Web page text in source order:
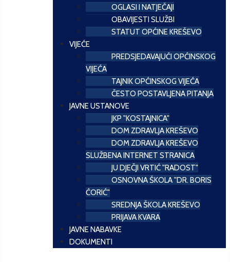
OGLASI I NATJEČAJI
OBAVIJESTI SLUŽBI
STATUT OPĆINE KREŠEVO
VIJEĆE
PREDSJEDAVAJUĆI OPĆINSKOG
VIJEĆA
TAJNIK OPĆINSKOG VIJEĆA
ČESTO POSTAVLJENA PITANJA
JAVNE USTANOVE
JKP "KOSTAJNICA"
DOM ZDRAVLJA KREŠEVO
DOM ZDRAVLJA KREŠEVO
SLUŽBENA INTERNET STRANICA
JU DJEČJI VRTIĆ "RADOST"
OSNOVNA ŠKOLA "DR. BORIS
ĆORIĆ"
SREDNJA ŠKOLA KREŠEVO
PRIJAVA KVARA
JAVNE NABAVKE
DOKUMENTI